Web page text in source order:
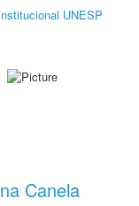
UNESP
Canela